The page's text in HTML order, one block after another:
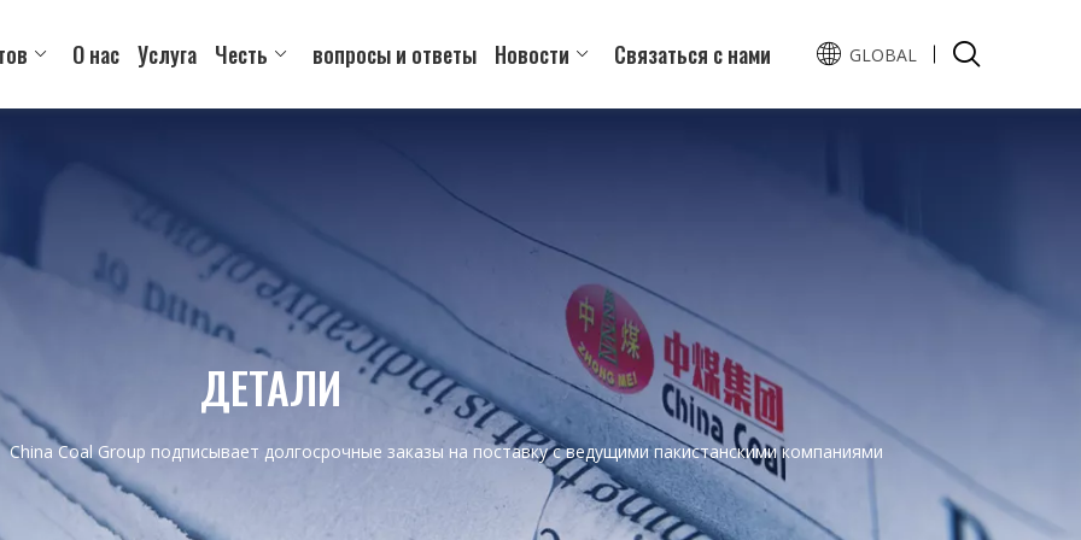
О нас Услуга Честь вопросы и ответы Новости Связаться с нами GLOBAL
ДЕТАЛИ
China Coal Group подписывает долгосрочные заказы на поставку с ведущими пакистанскими компаниями